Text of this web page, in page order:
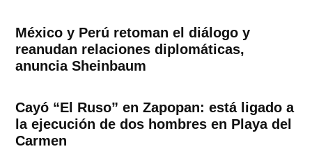
México y Perú retoman el diálogo y
reanudan relaciones diplomáticas,
anuncia Sheinbaum
Cayó “El Ruso” en Zapopan: está ligado a
la ejecución de dos hombres en Playa del
Carmen